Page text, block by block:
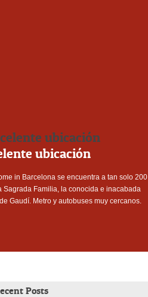
ubicación
in Barcelona se encuentra a tan solo 200
Sagrada Familia, la conocida e inacabada
Gaudí. Metro y autobuses muy cercanos.
Posts